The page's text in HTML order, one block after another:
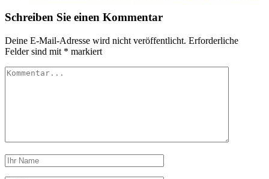
Schreiben Sie einen Kommentar
Deine E-Mail-Adresse wird nicht veröffentlicht. Erforderliche
Felder sind mit * markiert